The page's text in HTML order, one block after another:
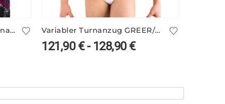
Samtig-glänzender lila Turnanzug ELINA/5 Variabler Turnanzug GREER/2 mit glänzenden Flammen
121,90€- 128,90€